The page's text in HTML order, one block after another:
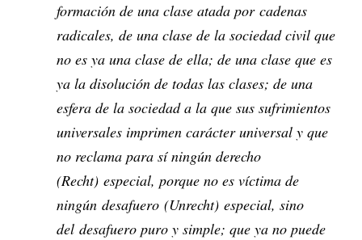
formación de una clase atada por cadenas
radicales, de una clase de la sociedad civil que
no es ya una clase de ella; de una clase que es
ya la disolución de todas las clases; de una
esfera de la sociedad a la que sus sufrimientos
universales imprimen carácter universal y que
no reclama para sí ningún derecho
(Recht) especial, porque no es víctima de
ningún desafuero (Unrecht) especial, sino
del desafuero puro y simple; que ya no puede